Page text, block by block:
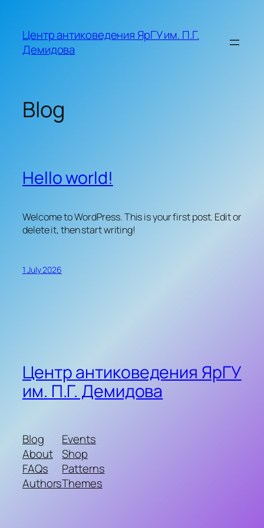
content
Центр антиковедения ЯрГУ им. П.Г.
Демидова
Blog
Hello world!
Welcome to WordPress. This is your first post. Edit or
delete it, then start writing!
1 July 2026
Центр антиковедения ЯрГУ
им. П.Г. Демидова
Blog
About
FAQs
Authors
Events
Shop
Patterns
Themes